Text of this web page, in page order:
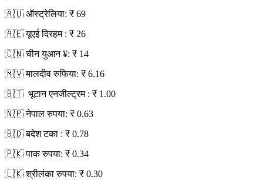
🇦🇺 ऑस्ट्रेलिया: ₹ 69
🇦🇪 यूएई दिरहम : ₹ 26
🇨🇳 चीन युआन ¥: ₹ 14
🇲🇻 मालदीव रुफिया: ₹ 6.16
🇧🇹 भूटान एनजील्ट्रम : ₹ 1.00
🇳🇵 नेपाल रुपया: ₹ 0.63
🇧🇩 बदेश टका : ₹ 0.78
🇵🇰 पाक रुपया: ₹ 0.34
🇱🇰 श्रीलंका रुपया: ₹ 0.30